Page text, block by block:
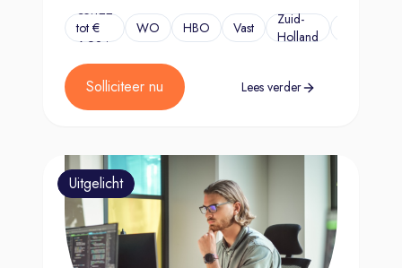
€5.122
tot €
6.924
WO HBO Vast
Zuid-
Holland
Solliciteer nu Lees verder
Uitgelicht